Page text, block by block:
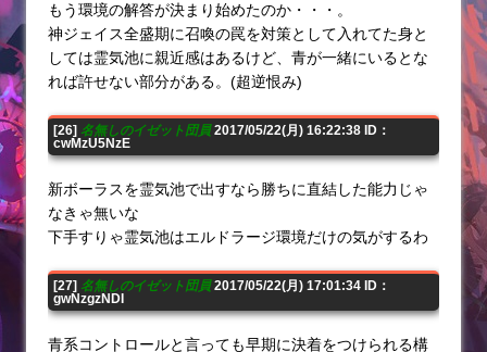
もう環境の解答が決まり始めたのか・・・。
神ジェイス全盛期に召喚の罠を対策として入れてた身と
しては霊気池に親近感はあるけど、青が一緒にいるとな
れば許せない部分がある。(超逆恨み)
[26] 名無しのイゼット団員2017/05/22(月) 16:22:38 ID：
cwMzU5NzE
新ボーラスを霊気池で出すなら勝ちに直結した能力じゃ
なきゃ無いな
下手すりゃ霊気池はエルドラージ環境だけの気がするわ
[27] 名無しのイゼット団員2017/05/22(月) 17:01:34 ID：
gwNzgzNDI
青系コントロールと言っても早期に決着をつけられる構